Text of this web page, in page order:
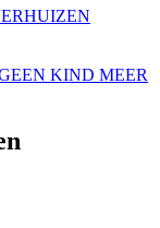
KIND MEER